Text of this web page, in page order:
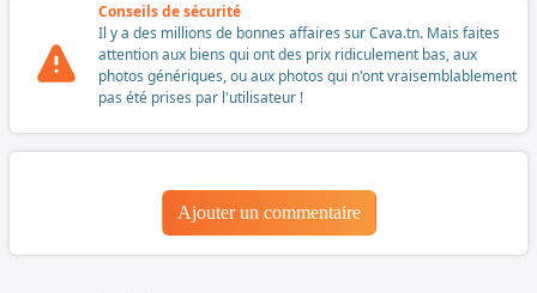
Conseils de sécurité
Il y a des millions de bonnes affaires sur Cava.tn. Mais faites
attention aux biens qui ont des prix ridiculement bas, aux
photos génériques, ou aux photos qui n'ont vraisemblablement
pas été prises par l'utilisateur !
Ajouter un commentaire